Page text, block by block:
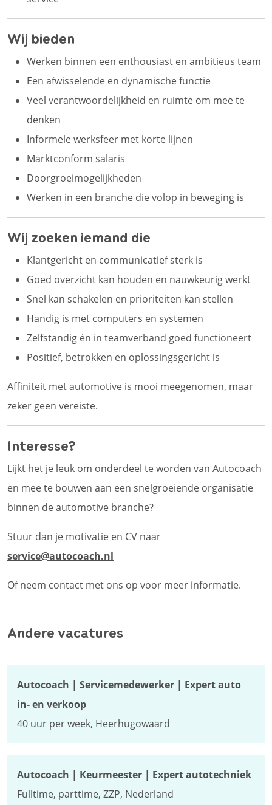
Wij bieden
Werken binnen een enthousiast en ambitieus team
Een afwisselende en dynamische functie
Veel verantwoordelijkheid en ruimte om mee te
denken
Informele werksfeer met korte lijnen
Marktconform salaris
Doorgroeimogelijkheden
Werken in een branche die volop in beweging is
Wij zoeken iemand die
Klantgericht en communicatief sterk is
Goed overzicht kan houden en nauwkeurig werkt
Snel kan schakelen en prioriteiten kan stellen
Handig is met computers en systemen
Zelfstandig én in teamverband goed functioneert
Positief, betrokken en oplossingsgericht is
Affiniteit met automotive is mooi meegenomen, maar
zeker geen vereiste.
Interesse?
Lijkt het je leuk om onderdeel te worden van Autocoach
en mee te bouwen aan een snelgroeiende organisatie
binnen de automotive branche?
Stuur dan je motivatie en CV naar
service@autocoach.nl
Of neem contact met ons op voor meer informatie.
Andere vacatures
Autocoach | Servicemedewerker | Expert auto
in- en verkoop
40 uur per week, Heerhugowaard
Autocoach | Keurmeester | Expert autotechniek
Fulltime, parttime, ZZP, Nederland